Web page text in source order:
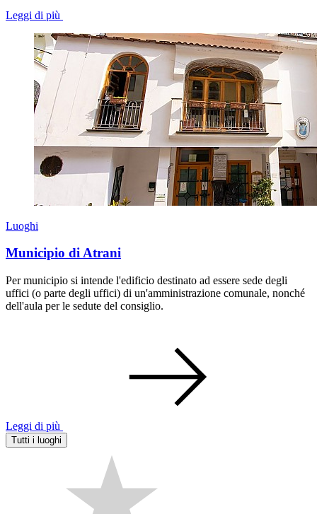
Leggi di più
Luoghi
Municipio di Atrani
Per municipio si intende l'edificio destinato ad essere sede degli
uffici (o parte degli uffici) di un'amministrazione comunale, nonché
dell'aula per le sedute del consiglio.
Leggi di più
Tutti i luoghi